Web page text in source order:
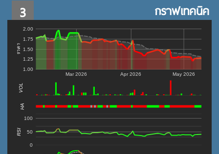
3 กราฟเทคนิค
Mar 2026 Apr 2026 May 2026
1.00
1.25
1.50
1.75
2.00
ราคา
VOL
HA
0
50
100
RSI